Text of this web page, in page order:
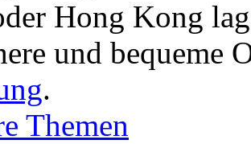
Hong Kong
und bequeme
.
Themen